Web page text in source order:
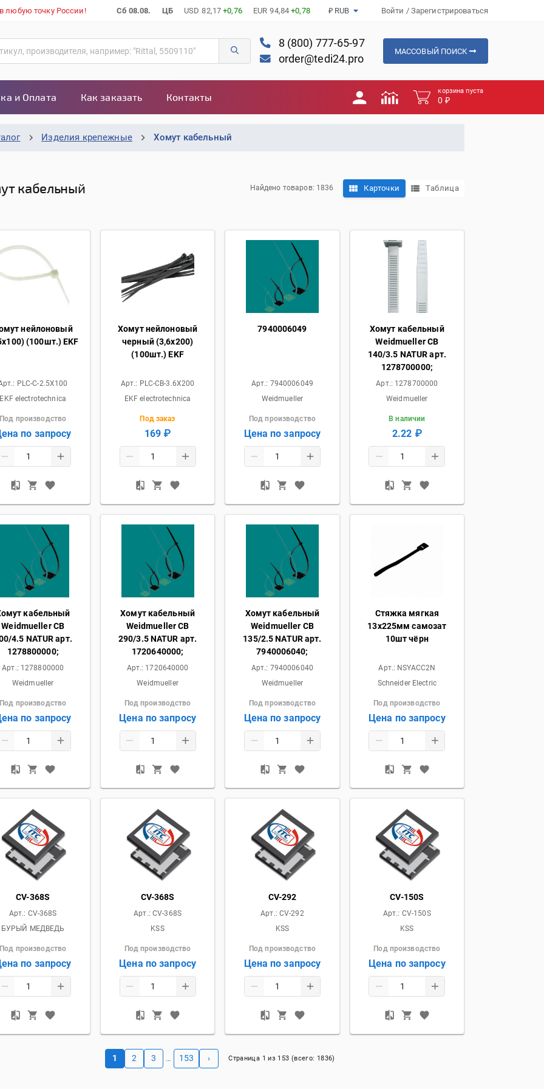
любую точку России! Сб 08.08. ЦБ USD 82,17 +0,76 EUR 94,84 +0,78 ₽ RUB Войти / Зарегистрироваться
8 (800) 777-65-97
order@tedi24.pro
МАССОВЫЙ ПОИСК
и Оплата Как заказать Контакты
корзина пуста
0 ₽
Изделия крепежные Хомут кабельный
кабельный Найдено товаров: 1836 Карточки Таблица
нейлоновый
(100шт.) EKF
PLC-C-2.5X100
EKF electrotechnica
Под производство
по запросу
Хомут нейлоновый
черный (3,6х200)
(100шт.) EKF
Арт.: PLC-CB-3.6X200
EKF electrotechnica
Под заказ
169 ₽
7940006049
Арт.: 7940006049
Weidmueller
Под производство
Цена по запросу
Хомут кабельный
Weidmueller CB
140/3.5 NATUR арт.
1278700000;
Арт.: 1278700000
Weidmueller
В наличии
2.22 ₽
кабельный
Weidmueller CB
4.5 NATUR арт.
1278800000;
Арт.: 1278800000
Weidmueller
Под производство
по запросу
Хомут кабельный
Weidmueller CB
290/3.5 NATUR арт.
1720640000;
Арт.: 1720640000
Weidmueller
Под производство
Цена по запросу
Хомут кабельный
Weidmueller CB
135/2.5 NATUR арт.
7940006040;
Арт.: 7940006040
Weidmueller
Под производство
Цена по запросу
Стяжка мягкая
13x225мм самозат
10шт чёрн
Арт.: NSYACC2N
Schneider Electric
Под производство
Цена по запросу
CV-368S
Арт.: CV-368S
БУРЫЙ МЕДВЕДЬ
Под производство
по запросу
CV-368S
Арт.: CV-368S
KSS
Под производство
Цена по запросу
CV-292
Арт.: CV-292
KSS
Под производство
Цена по запросу
CV-150S
Арт.: CV-150S
KSS
Под производство
Цена по запросу
1 2 3 … 153 › Страница 1 из 153 (всего: 1836)